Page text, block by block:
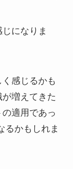
になりま
感じるかも
増えてきた
適用であっ
るかもしれま